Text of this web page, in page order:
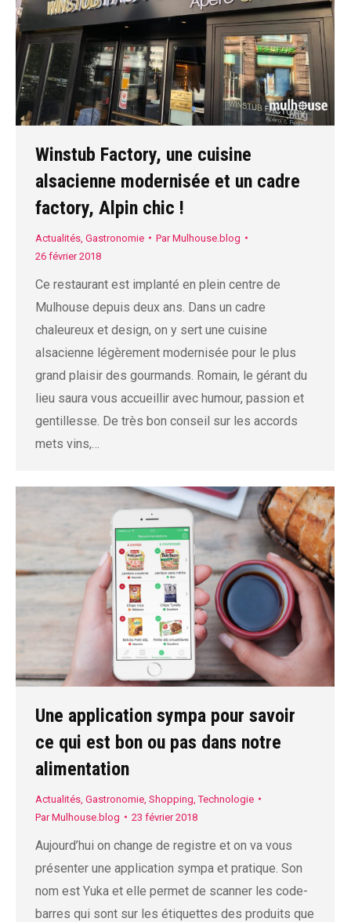
Winstub Factory, une cuisine
alsacienne modernisée et un cadre
factory, Alpin chic !
Actualités Gastronomie ParMulhouse.blog
26 février 2018
Ce restaurant est implanté en plein centre de
Mulhouse depuis deux ans. Dans un cadre
chaleureux et design, on y sert une cuisine
alsacienne légèrement modernisée pour le plus
grand plaisir des gourmands. Romain, le gérant du
lieu saura vous accueillir avec humour, passion et
gentillesse. De très bon conseil sur les accords
mets vins,…
Une application sympa pour savoir
ce qui est bon ou pas dans notre
alimentation
Actualités Gastronomie Shopping ,Technologie
ParMulhouse.blog 23 février 2018
Aujourd’hui on change de registre et on va vous
présenter une application sympa et pratique. Son
nom est Yuka et elle permet de scanner les code-
barres qui sont sur les étiquettes des produits que